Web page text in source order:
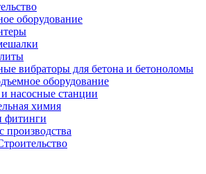
оборудование
вибраторы для бетона и бетоноломы
оборудование
насосные станции
химия
фитинги
производства